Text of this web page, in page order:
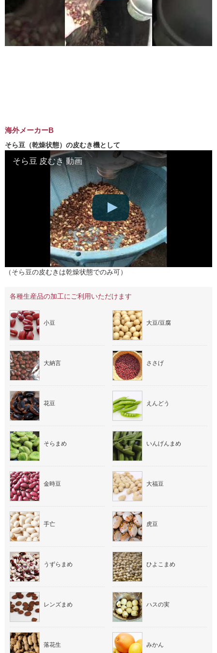
海外メーカーB
そら豆（乾燥状態）の皮むき機として
そら豆 皮むき 動画
（そら豆の皮むきは乾燥状態でのみ可）
各種生産品の加工にご利用いただけます
小豆 大豆/豆腐
大納言 ささげ
花豆 えんどう
そらまめ いんげんまめ
金時豆 大福豆
手亡 虎豆
うずらまめ ひよこまめ
レンズまめ ハスの実
落花生 みかん